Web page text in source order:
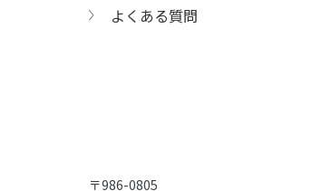
よくある質問
〒986-0805